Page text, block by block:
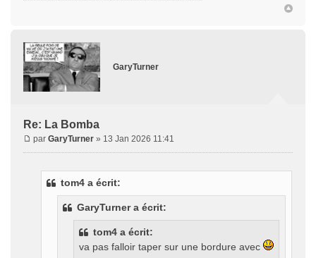
GaryTurner
Re: La Bomba
par GaryTurner » 13 Jan 2026 11:41
tom4 a écrit:
GaryTurner a écrit:
tom4 a écrit:
va pas falloir taper sur une bordure avec